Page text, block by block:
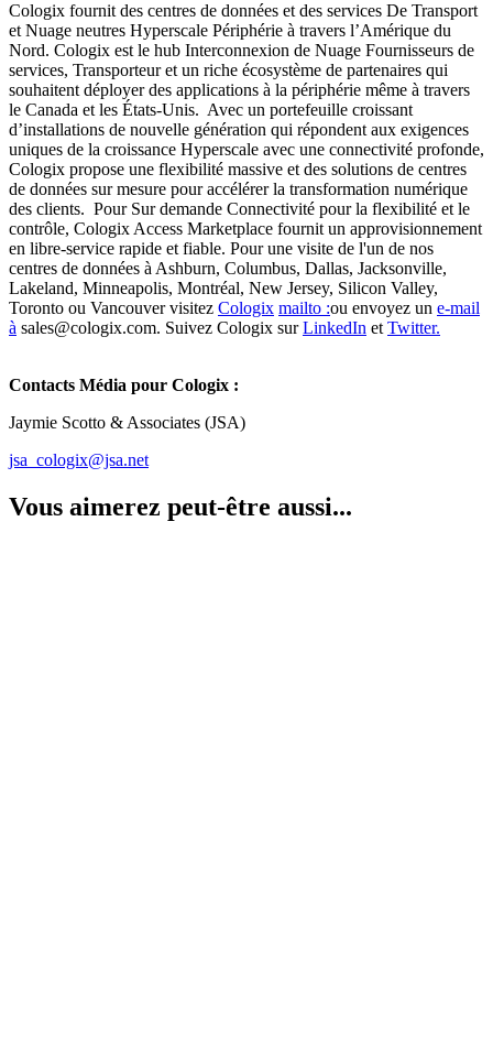
Cologix fournit des centres de données et des services De Transport
et Nuage neutres Hyperscale Périphérie à travers l’Amérique du
Nord. Cologix est le hub Interconnexion de Nuage Fournisseurs de
services, Transporteur et un riche écosystème de partenaires qui
souhaitent déployer des applications à la périphérie même à travers
le Canada et les États-Unis. Avec un portefeuille croissant
d’installations de nouvelle génération qui répondent aux exigences
uniques de la croissance Hyperscale avec une connectivité profonde,
Cologix propose une flexibilité massive et des solutions de centres
de données sur mesure pour accélérer la transformation numérique
des clients. Pour Sur demande Connectivité pour la flexibilité et le
contrôle, Cologix Access Marketplace fournit un approvisionnement
en libre-service rapide et fiable. Pour une visite de l'un de nos
centres de données à Ashburn, Columbus, Dallas, Jacksonville,
Lakeland, Minneapolis, Montréal, New Jersey, Silicon Valley,
Toronto ou Vancouver visitez Cologix mailto :ou envoyez un e-mail
à sales@cologix.com. Suivez Cologix surLinkedIn et Twitter.
Contacts Média pour Cologix :
Jaymie Scotto & Associates (JSA)
jsa_ cologix@jsa.net
Vous aimerez peut-être aussi...